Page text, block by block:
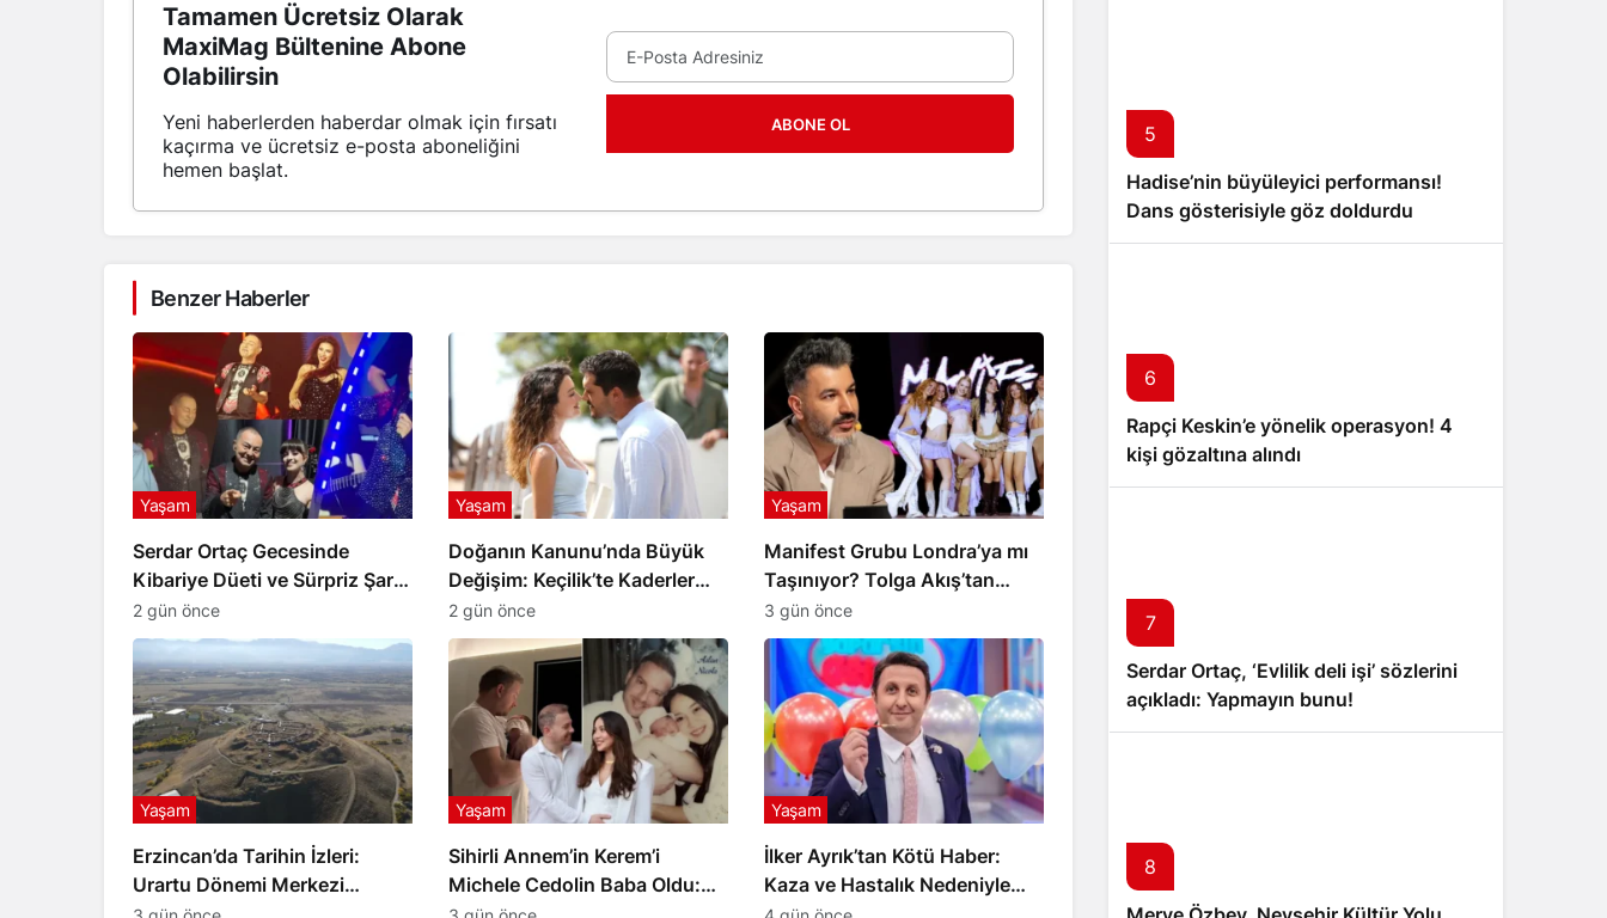
Tamamen Ücretsiz Olarak
MaxiMag Bültenine Abone
Olabilirsin
Yeni haberlerden haberdar olmak için fırsatı
kaçırma ve ücretsiz e-posta aboneliğini
hemen başlat.
ABONE OL
Benzer Haberler
Serdar Ortaç Gecesinde
Kibariye Düeti ve Sürpriz Şarkı
Rüzgarı
Yaşam
2 gün önce
Doğanın Kanunu’nda Büyük
Değişim: Keçilik’te Kaderler
Değişiyor
Yaşam
2 gün önce
Manifest Grubu Londra’ya mı
Taşınıyor? Tolga Akış’tan
Açıklama
Yaşam
3 gün önce
Erzincan’da Tarihin İzleri:
Urartu Dönemi Merkezi
Yaşam
Sihirli Annem’in Kerem’i
Michele Cedolin Baba Oldu:
Yaşam
İlker Ayrık’tan Kötü Haber:
Kaza ve Hastalık Nedeniyle
Yaşam
5
Hadise’nin büyüleyici performansı!
Dans gösterisiyle göz doldurdu
6
Rapçi Keskin’e yönelik operasyon! 4
kişi gözaltına alındı
7
Serdar Ortaç, ‘Evlilik deli işi’ sözlerini
açıkladı: Yapmayın bunu!
8